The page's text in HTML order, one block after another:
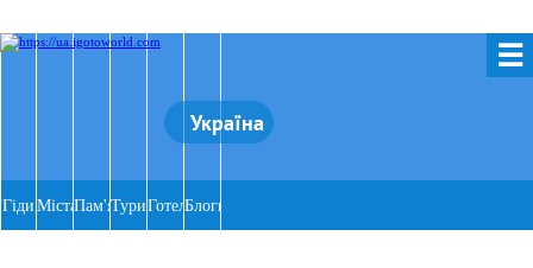
☰
Україна
Гіди МістаПам'ятки
ТуриГотеліБлоги